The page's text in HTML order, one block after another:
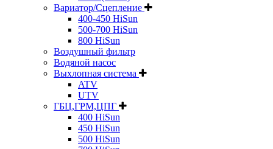
Вариатор/Сцепление
400-450 HiSun
500-700 HiSun
800 HiSun
Воздушный фильтр
Водяной насос
Выхлопная система
ATV
UTV
ГБЦ,ГРМ,ЦПГ
400 HiSun
450 HiSun
500 HiSun